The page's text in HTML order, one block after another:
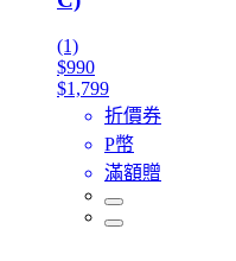
(1)
$990
$1,799
折價券
P幣
滿額贈